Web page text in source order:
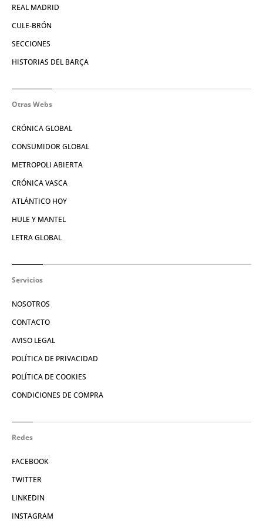
REAL MADRID
CULE-BRÓN
SECCIONES
HISTORIAS DEL BARÇA
Otras Webs
CRÓNICA GLOBAL
CONSUMIDOR GLOBAL
METROPOLI ABIERTA
CRÓNICA VASCA
ATLÁNTICO HOY
HULE Y MANTEL
LETRA GLOBAL
Servicios
NOSOTROS
CONTACTO
AVISO LEGAL
POLÍTICA DE PRIVACIDAD
POLÍTICA DE COOKIES
CONDICIONES DE COMPRA
Redes
FACEBOOK
TWITTER
LINKEDIN
INSTAGRAM